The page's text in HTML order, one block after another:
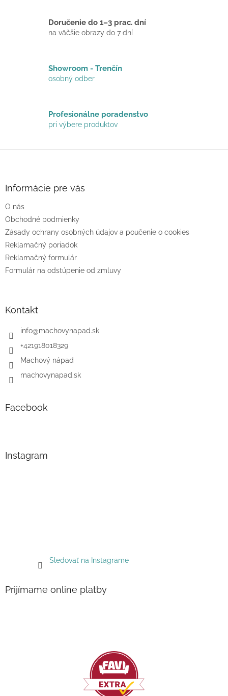
Doručenie do 1–3 prac. dní
na väčšie obrazy do 7 dní
Showroom - Trenčín
osobný odber
Profesionálne poradenstvo
pri výbere produktov
e
Informácie pre vás
O nás
Obchodné podmienky
Zásady ochrany osobných údajov a poučenie o cookies
Reklamačný poriadok
Reklamačný formulár
Formulár na odstúpenie od zmluvy
Kontakt
info@machovynapad.sk
+421918018329
Machový nápad
machovynapad.sk
Facebook
Instagram
Sledovať na Instagrame
Prijímame online platby